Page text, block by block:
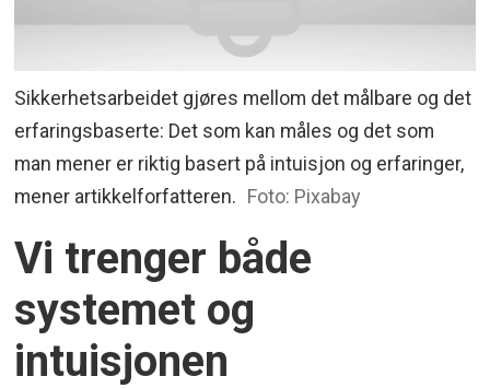
Sikkerhetsarbeidet gjøres mellom det målbare og det
erfaringsbaserte: Det som kan måles og det som
man mener er riktig basert på intuisjon og erfaringer,
mener artikkelforfatteren. Foto: Pixabay
Vi trenger både
systemet og
intuisjonen